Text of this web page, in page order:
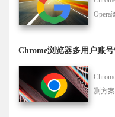
Opera
Chrome浏览器多用户账
测方